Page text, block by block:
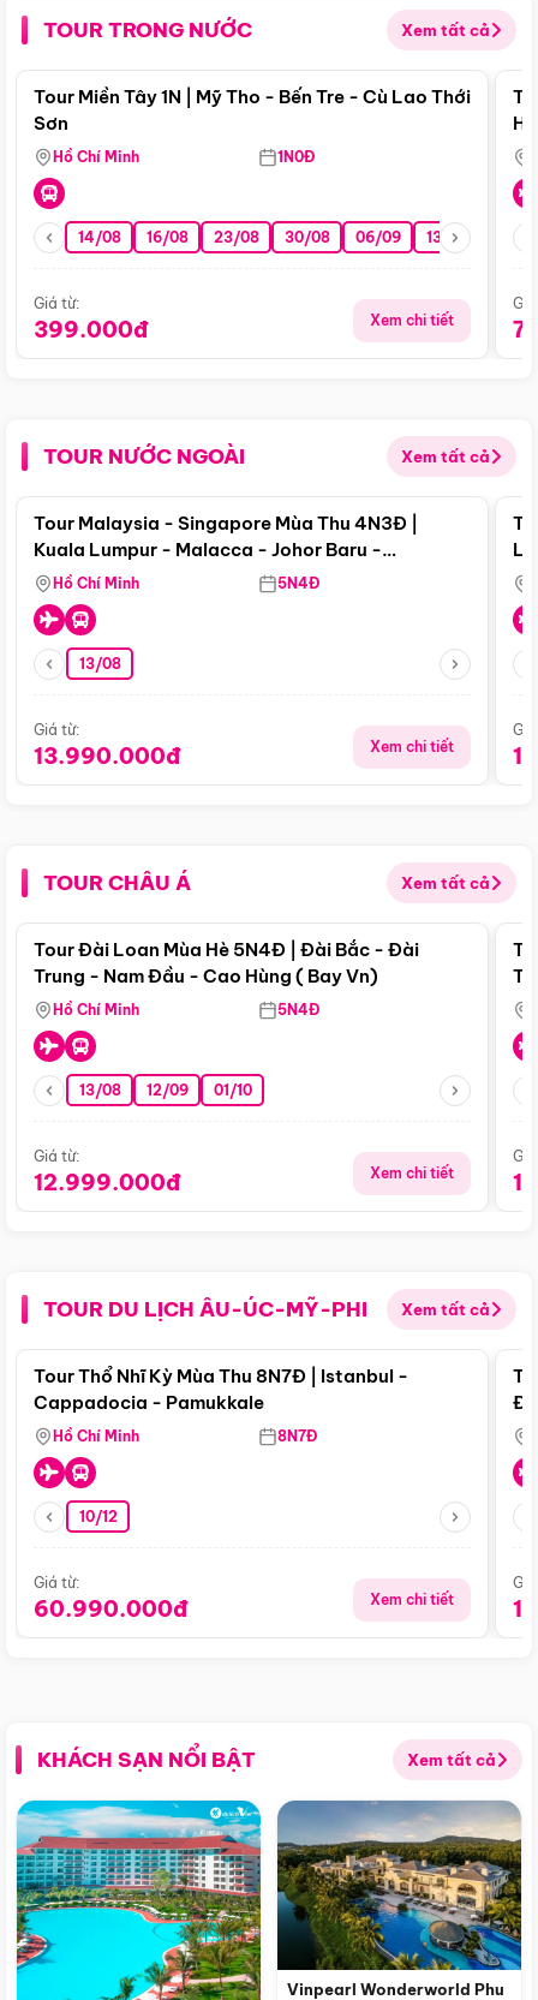
TOUR TRONG NƯỚC Xem tất cả
Điểm nổi bật
Tour Miền Tây 1N | Mỹ Tho - Bến Tre - Cù Lao Thới
Sơn
Hồ Chí Minh 1N0Đ
14/08 16/08 23/08 30/08 06/09 13/09 20/09
Giá từ:
399.000đ Xem chi tiết
TOUR NƯỚC NGOÀI Xem tất cả
Điểm nổi bật
Tour Malaysia - Singapore Mùa Thu 4N3Đ |
Kuala Lumpur - Malacca - Johor Baru -
Singapore
Hồ Chí Minh 5N4Đ
13/08
Giá từ:
13.990.000đ Xem chi tiết
TOUR CHÂU Á Xem tất cả
Điểm nổi bật
Tour Đài Loan Mùa Hè 5N4Đ | Đài Bắc - Đài
Trung - Nam Đầu - Cao Hùng ( Bay Vn)
Hồ Chí Minh 5N4Đ
13/08 12/09 01/10
Giá từ:
12.999.000đ Xem chi tiết
TOUR DU LỊCH ÂU-ÚC-MỸ-PHI Xem tất cả
Điểm nổi bật
Tour Thổ Nhĩ Kỳ Mùa Thu 8N7Đ | Istanbul -
Cappadocia - Pamukkale
Hồ Chí Minh 8N7Đ
10/12
Giá từ:
60.990.000đ Xem chi tiết
KHÁCH SẠN NỔI BẬT Xem tất cả
Vinpearl Wonderworld Phu